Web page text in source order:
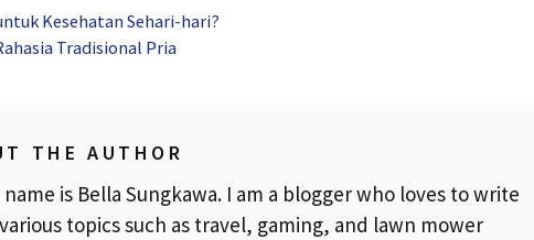
Kesehatan Sehari-hari?
Tradisional Pria
THE AUTHOR
name is Bella Sungkawa. I am a blogger who loves to write
topics such as travel, gaming, and lawn mower